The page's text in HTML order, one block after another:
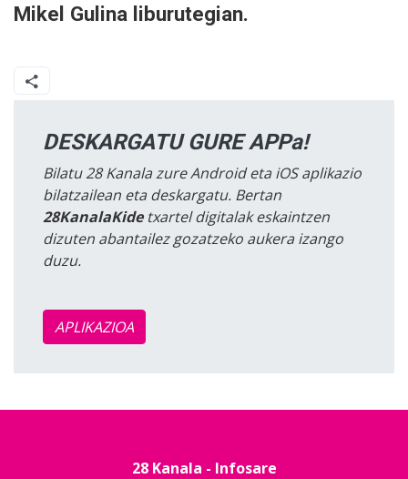
Mikel Gulina liburutegian.
DESKARGATU GURE APPa!
Bilatu 28 Kanala zure Android eta iOS aplikazio
bilatzailean eta deskargatu. Bertan
28KanalaKidetxartel digitalak eskaintzen
dizuten abantailez gozatzeko aukera izango
duzu.
APLIKAZIOA
28 Kanala - Infosare